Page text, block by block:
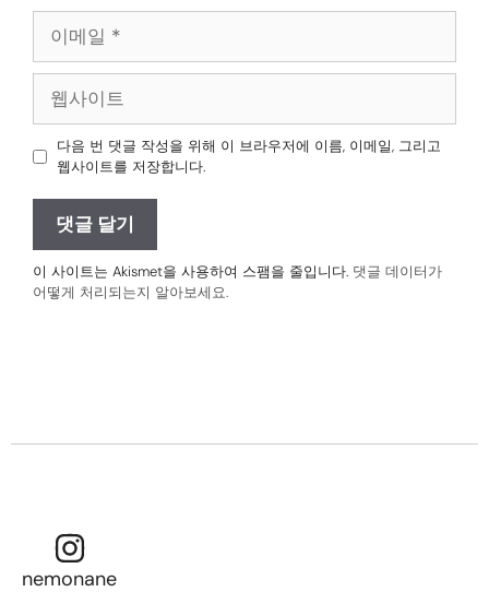
다음 번 댓글 작성을 위해 이 브라우저에 이름, 이메일, 그리고
웹사이트를 저장합니다.
이 사이트는 Akismet을 사용하여 스팸을 줄입니다. 댓글 데이터가
어떻게 처리되는지 알아보세요.
nemonane